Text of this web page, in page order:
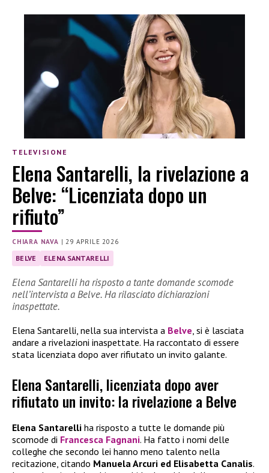
TELEVISIONE
Elena Santarelli, la rivelazione a
Belve: “Licenziata dopo un
rifiuto”
CHIARA NAVA |29 APRILE 2026
BELVE ELENA SANTARELLI
Elena Santarelli ha risposto a tante domande scomode
nell’intervista a Belve. Ha rilasciato dichiarazioni
inaspettate.
Elena Santarelli, nella sua intervista a Belve , si è lasciata
andare a rivelazioni inaspettate. Ha raccontato di essere
stata licenziata dopo aver rifiutato un invito galante.
Elena Santarelli, licenziata dopo aver
rifiutato un invito: la rivelazione a Belve
Elena Santarelli ha risposto a tutte le domande più
scomode di Francesca Fagnani. Ha fatto i nomi delle
colleghe che secondo lei hanno meno talento nella
recitazione, citando Manuela Arcuri ed Elisabetta Canalis.